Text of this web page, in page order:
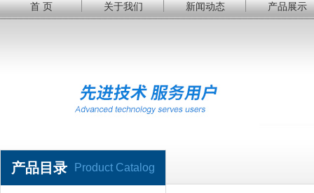
首 页 关于我们 新闻动态 产品展示
产品目录 Product Catalog